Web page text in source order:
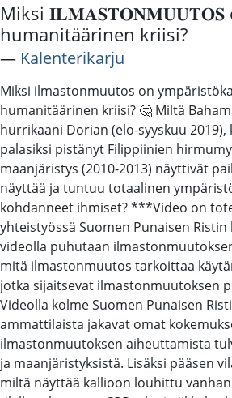
Miksi 𝐈𝐋𝐌𝐀𝐒𝐓𝐎𝐍𝐌𝐔𝐔𝐓𝐎𝐒
humanitäärinen kriisi?
― Kalenterikarju
Miksi ilmastonmuutos on
humanitäärinen kriisi? 🤔 Miltä
hurrikaani Dorian (elo-syyskuu
palasiksi pistänyt Filippiinien
maanjäristys (2010-2013) näyttivät
näyttää ja tuntuu totaalinen
kohdanneet ihmiset? ***Video on
yhteistyössä Suomen Punaisen
videolla puhutaan
mitä ilmastonmuutos tarkoittaa
jotka sijaitsevat ilmastonmuutoksen
Videolla kolme Suomen Punaisen
ammattilaista jakavat omat
ilmastonmuutoksen aiheuttamista
ja maanjäristyksistä. Lisäksi pääsen
miltä näyttää kallioon louhittu